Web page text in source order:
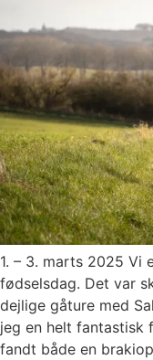
1. – 3. marts 2025
fødselsdag. Det var
dejlige gåture med
jeg en helt fantastisk
fandt både en